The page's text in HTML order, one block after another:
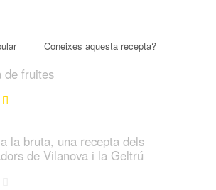
Coneixes aquesta recepta?
de fruites
la bruta, una recepta dels
de Vilanova i la Geltrú